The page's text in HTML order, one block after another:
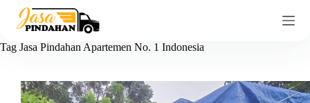
Tag Jasa Pindahan Apartemen No. 1 Indonesia